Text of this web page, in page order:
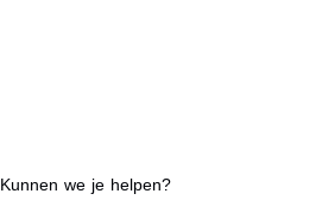
Kunnen we je helpen?